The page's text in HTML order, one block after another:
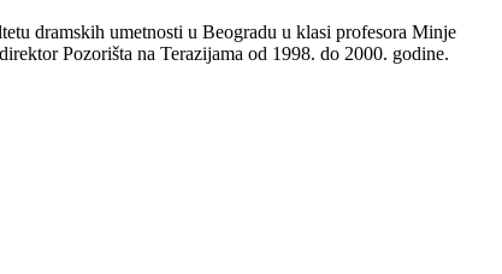
dramskih umetnosti u Beogradu u klasi profesora Minje
Pozorišta na Terazijama od 1998. do 2000. godine.